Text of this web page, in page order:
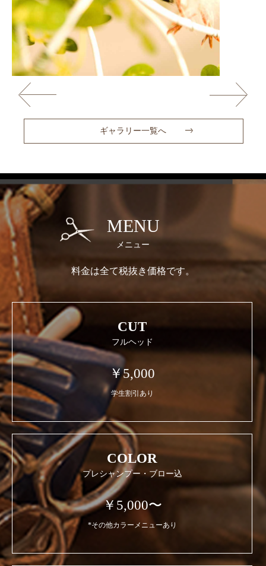
ギャラリー一覧へ
MENU
メニュー
料金は全て税抜き価格です。
CUT
フルヘッド
￥5,000
学生割引あり
COLOR
プレシャンプー・ブロー込
￥5,000〜
*その他カラーメニューあり